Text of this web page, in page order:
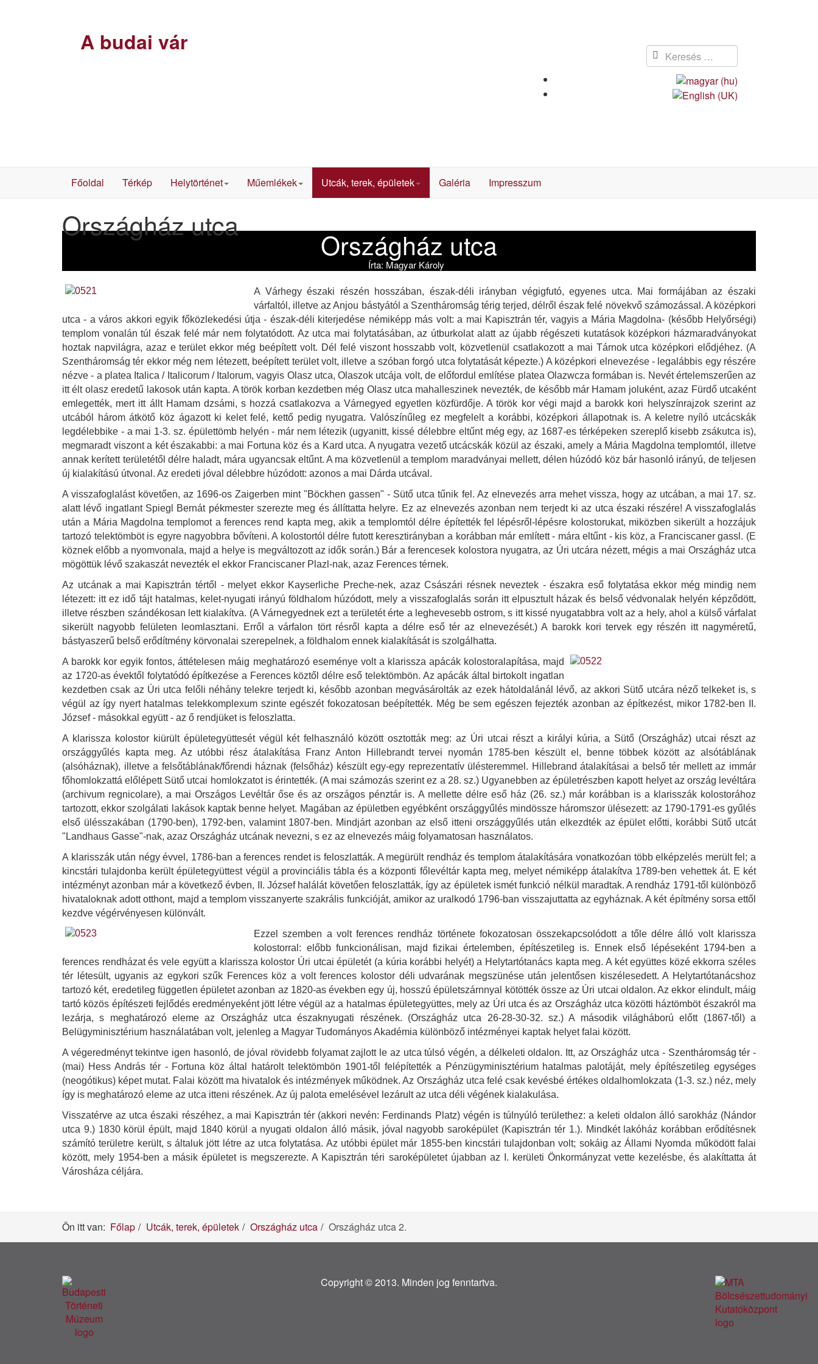
A budai vár
Főoldal Térkép Helytörténet Műemlékek Utcák, terek, épületek Galéria Impresszum
Országház utca
Országház utca
Írta: Magyar Károly
A Várhegy északi részén hosszában, észak-déli irányban végigfutó, egyenes utca. Mai formájában az északi
várfaltól, illetve az Anjou bástyától a Szentháromság térig terjed, délről észak felé növekvő számozással. A középkori
utca - a város akkori egyik főközlekedési útja - észak-déli kiterjedése némiképp más volt: a mai Kapisztrán tér, vagyis a Mária Magdolna- (később Helyőrségi)
templom vonalán túl észak felé már nem folytatódott. Az utca mai folytatásában, az útburkolat alatt az újabb régészeti kutatások középkori házmaradványokat
hoztak napvilágra, azaz e terület ekkor még beépített volt. Dél felé viszont hosszabb volt, közvetlenül csatlakozott a mai Tárnok utca középkori elődjéhez. (A
Szentháromság tér ekkor még nem létezett, beépített terület volt, illetve a szóban forgó utca folytatását képezte.) A középkori elnevezése - legalábbis egy részére
nézve - a platea Italica / Italicorum / Italorum, vagyis Olasz utca, Olaszok utcája volt, de előfordul említése platea Olazwcza formában is. Nevét értelemszerűen az
itt élt olasz eredetű lakosok után kapta. A török korban kezdetben még Olasz utca mahalleszinek nevezték, de később már Hamam joluként, azaz Fürdő utcaként
emlegették, mert itt állt Hamam dzsámi, s hozzá csatlakozva a Várnegyed egyetlen közfürdője. A török kor végi majd a barokk kori helyszínrajzok szerint az
utcából három átkötő köz ágazott ki kelet felé, kettő pedig nyugatra. Valószínűleg ez megfelelt a korábbi, középkori állapotnak is. A keletre nyíló utcácskák
legdélebbike - a mai 1-3. sz. épülettömb helyén - már nem létezik (ugyanitt, kissé délebbre eltűnt még egy, az 1687-es térképeken szereplő kisebb zsákutca is),
megmaradt viszont a két északabbi: a mai Fortuna köz és a Kard utca. A nyugatra vezető utcácskák közül az északi, amely a Mária Magdolna templomtól, illetve
annak kerített területétől délre haladt, mára ugyancsak eltűnt. A ma közvetlenül a templom maradványai mellett, délen húzódó köz bár hasonló irányú, de teljesen
új kialakítású útvonal. Az eredeti jóval délebbre húzódott: azonos a mai Dárda utcával.
A visszafoglalást követően, az 1696-os Zaigerben mint "Böckhen gassen" - Sütő utca tűnik fel. Az elnevezés arra mehet vissza, hogy az utcában, a mai 17. sz.
alatt lévő ingatlant Spiegl Bernát pékmester szerezte meg és állíttatta helyre. Ez az elnevezés azonban nem terjedt ki az utca északi részére! A visszafoglalás
után a Mária Magdolna templomot a ferences rend kapta meg, akik a templomtól délre építették fel lépésről-lépésre kolostorukat, miközben sikerült a hozzájuk
tartozó telektömböt is egyre nagyobbra bővíteni. A kolostortól délre futott keresztirányban a korábban már említett - mára eltűnt - kis köz, a Franciscaner gassl. (E
köznek előbb a nyomvonala, majd a helye is megváltozott az idők során.) Bár a ferencesek kolostora nyugatra, az Úri utcára nézett, mégis a mai Országház utca
mögöttük lévő szakaszát nevezték el ekkor Franciscaner Plazl-nak, azaz Ferences térnek.
Az utcának a mai Kapisztrán tértől - melyet ekkor Kayserliche Preche-nek, azaz Császári résnek neveztek - északra eső folytatása ekkor még mindig nem
létezett: itt ez idő tájt hatalmas, kelet-nyugati irányú földhalom húzódott, mely a visszafoglalás során itt elpusztult házak és belső védvonalak helyén képződött,
illetve részben szándékosan lett kialakítva. (A Várnegyednek ezt a területét érte a leghevesebb ostrom, s itt kissé nyugatabbra volt az a hely, ahol a külső várfalat
sikerült nagyobb felületen leomlasztani. Erről a várfalon tört résről kapta a délre eső tér az elnevezését.) A barokk kori tervek egy részén itt nagyméretű,
bástyaszerű belső erődítmény körvonalai szerepelnek, a földhalom ennek kialakítását is szolgálhatta.
A barokk kor egyik fontos, áttételesen máig meghatározó eseménye volt a klarissza apácák kolostoralapítása, majd
az 1720-as évektől folytatódó építkezése a Ferences köztől délre eső telektömbön. Az apácák által birtokolt ingatlan
kezdetben csak az Úri utca felőli néhány telekre terjedt ki, később azonban megvásárolták az ezek hátoldalánál lévő, az akkori Sütő utcára néző telkeket is, s
végül az így nyert hatalmas telekkomplexum szinte egészét fokozatosan beépítették. Még be sem egészen fejezték azonban az építkezést, mikor 1782-ben II.
József - másokkal együtt - az ő rendjüket is feloszlatta.
A klarissza kolostor kiürült épületegyüttesét végül két felhasználó között osztották meg: az Úri utcai részt a királyi kúria, a Sütő (Országház) utcai részt az
országgyűlés kapta meg. Az utóbbi rész átalakítása Franz Anton Hillebrandt tervei nyomán 1785-ben készült el, benne többek között az alsótáblának
(alsóháznak), illetve a felsőtáblának/főrendi háznak (felsőház) készült egy-egy reprezentatív ülésteremmel. Hillebrand átalakításai a belső tér mellett az immár
főhomlokzattá előlépett Sütő utcai homlokzatot is érintették. (A mai számozás szerint ez a 28. sz.) Ugyanebben az épületrészben kapott helyet az ország levéltára
(archivum regnicolare), a mai Országos Levéltár őse és az országos pénztár is. A mellette délre eső ház (26. sz.) már korábban is a klarisszák kolostorához
tartozott, ekkor szolgálati lakások kaptak benne helyet. Magában az épületben egyébként országgyűlés mindössze háromszor ülésezett: az 1790-1791-es gyűlés
első ülésszakában (1790-ben), 1792-ben, valamint 1807-ben. Mindjárt azonban az első itteni országgyűlés után elkezdték az épület előtti, korábbi Sütő utcát
"Landhaus Gasse"-nak, azaz Országház utcának nevezni, s ez az elnevezés máig folyamatosan használatos.
A klarisszák után négy évvel, 1786-ban a ferences rendet is feloszlatták. A megürült rendház és templom átalakítására vonatkozóan több elképzelés merült fel; a
kincstári tulajdonba került épületegyüttest végül a provinciális tábla és a központi főlevéltár kapta meg, melyet némiképp átalakítva 1789-ben vehettek át. E két
intézményt azonban már a következő évben, II. József halálát követően feloszlatták, így az épületek ismét funkció nélkül maradtak. A rendház 1791-től különböző
hivataloknak adott otthont, majd a templom visszanyerte szakrális funkcióját, amikor az uralkodó 1796-ban visszajuttatta az egyháznak. A két építmény sorsa ettől
kezdve végérvényesen különvált.
Ezzel szemben a volt ferences rendház története fokozatosan összekapcsolódott a tőle délre álló volt klarissza
kolostorral: előbb funkcionálisan, majd fizikai értelemben, építészetileg is. Ennek első lépéseként 1794-ben a
ferences rendházat és vele együtt a klarissza kolostor Úri utcai épületét (a kúria korábbi helyét) a Helytartótanács kapta meg. A két együttes közé ekkorra széles
tér létesült, ugyanis az egykori szűk Ferences köz a volt ferences kolostor déli udvarának megszünése után jelentősen kiszélesedett. A Helytartótanácshoz
tartozó két, eredetileg független épületet azonban az 1820-as években egy új, hosszú épületszárnnyal kötötték össze az Úri utcai oldalon. Az ekkor elindult, máig
tartó közös építészeti fejlődés eredményeként jött létre végül az a hatalmas épületegyüttes, mely az Úri utca és az Országház utca közötti háztömböt északról ma
lezárja, s meghatározó eleme az Országház utca északnyugati részének. (Országház utca 26-28-30-32. sz.) A második világháború előtt (1867-től) a
Belügyminisztérium használatában volt, jelenleg a Magyar Tudományos Akadémia különböző intézményei kaptak helyet falai között.
A végeredményt tekintve igen hasonló, de jóval rövidebb folyamat zajlott le az utca túlsó végén, a délkeleti oldalon. Itt, az Országház utca - Szentháromság tér -
(mai) Hess András tér - Fortuna köz által határolt telektömbön 1901-től felépítették a Pénzügyminisztérium hatalmas palotáját, mely építészetileg egységes
(neogótikus) képet mutat. Falai között ma hivatalok és intézmények működnek. Az Országház utca felé csak kevésbé értékes oldalhomlokzata (1-3. sz.) néz, mely
így is meghatározó eleme az utca itteni részének. Az új palota emelésével lezárult az utca déli végének kialakulása.
Visszatérve az utca északi részéhez, a mai Kapisztrán tér (akkori nevén: Ferdinands Platz) végén is túlnyúló területhez: a keleti oldalon álló sarokház (Nándor
utca 9.) 1830 körül épült, majd 1840 körül a nyugati oldalon álló másik, jóval nagyobb saroképület (Kapisztrán tér 1.). Mindkét lakóház korábban erődítésnek
számító területre került, s általuk jött létre az utca folytatása. Az utóbbi épület már 1855-ben kincstári tulajdonban volt; sokáig az Állami Nyomda működött falai
között, mely 1954-ben a másik épületet is megszerezte. A Kapisztrán téri saroképületet újabban az I. kerületi Önkormányzat vette kezelésbe, és alakíttatta át
Városháza céljára.
Ön itt van: Főlap Utcák, terek, épületek Országház utca Országház utca 2.
Copyright © 2013. Minden jog fenntartva.